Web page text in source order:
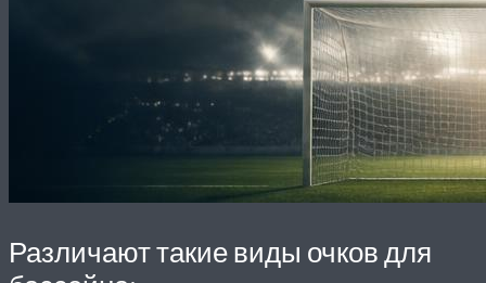
Различают такие виды очков для